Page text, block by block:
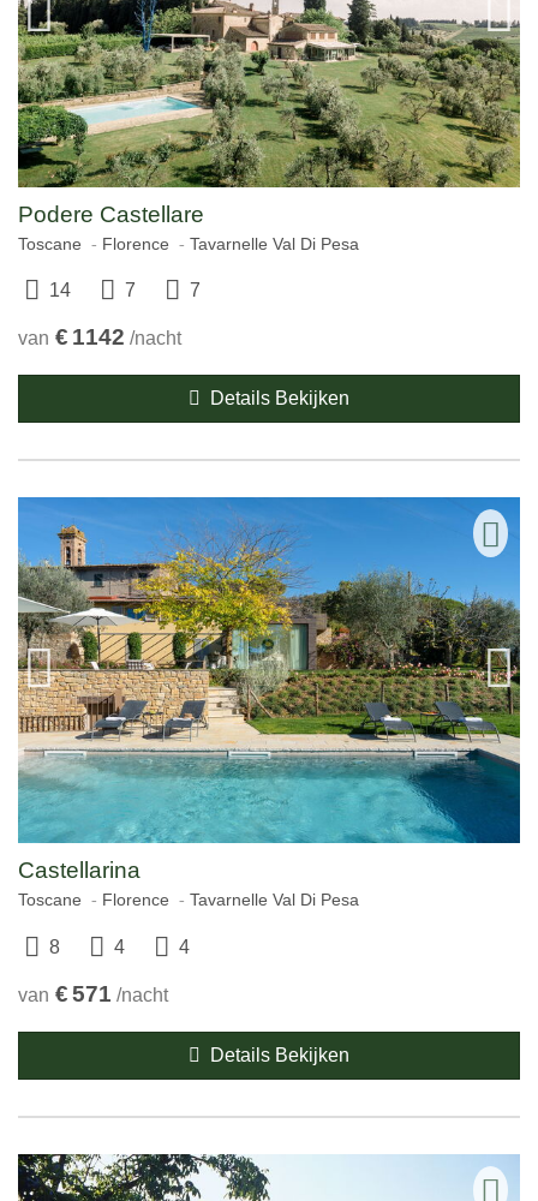
Podere Castellare
Toscane Florence Tavarnelle Val Di Pesa
14 7 7
van € 1142 /nacht
Details Bekijken
Castellarina
Toscane Florence Tavarnelle Val Di Pesa
8 4 4
van €571 /nacht
Details Bekijken